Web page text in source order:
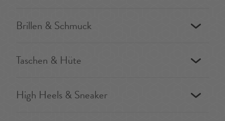
Brillen & Schmuck
Taschen & Hüte
High Heels & Sneaker